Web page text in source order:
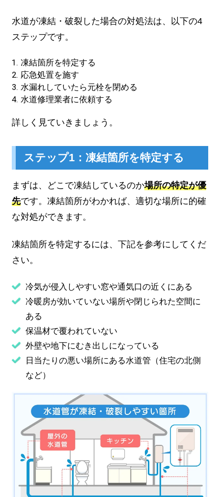
水道が凍結・破裂した場合の対処法は、以下の4
ステップです。
凍結箇所を特定する
応急処置を施す
水漏れしていたら元栓を閉める
水道修理業者に依頼する
詳しく見ていきましょう。
ステップ1：凍結箇所を特定する
まずは、どこで凍結しているのか場所の特定が優
先です。凍結箇所がわかれば、適切な場所に的確
な対処ができます。
凍結箇所を特定するには、下記を参考にしてくだ
さい。
冷気が侵入しやすい窓や通気口の近くにある
冷暖房が効いていない場所や閉じられた空間に
ある
保温材で覆われていない
外壁や地下にむき出しになっている
日当たりの悪い場所にある水道管（住宅の北側
など）